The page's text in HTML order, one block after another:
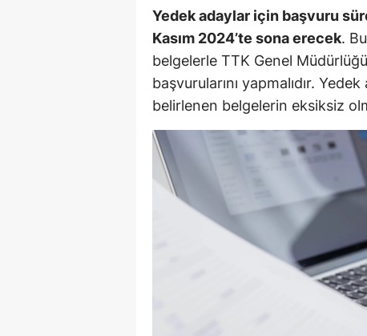
Van
Yedek adaylar için başvuru
Kasım 2024’te sona erecek.
belgelerle TTK Genel
başvurularını yapmalıdır.
belirlenen belgelerin eksiksiz